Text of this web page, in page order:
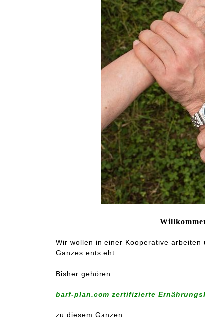
Wir wollen in einer Kooperative
Ganzes entsteht.
Bisher gehören
barf-plan.com zertifizierte
zu diesem Ganzen.